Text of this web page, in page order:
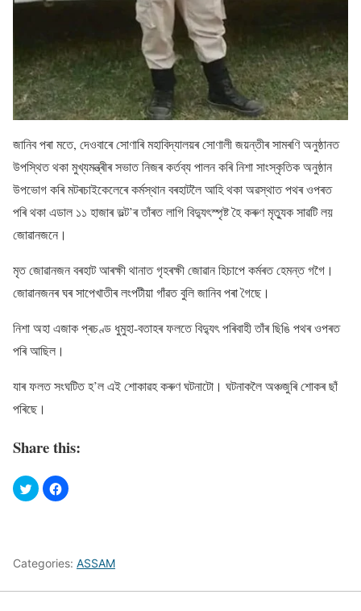
জানিব পৰা মতে, দেওবাৰে সোণাৰি মহাবিদ্যালয়ৰ সোণালী জয়ন্তীৰ সামৰণি অনুষ্ঠানত
উপস্থিত থকা মুখ্যমন্ত্ৰীৰ সভাত নিজৰ কৰ্তব্য পালন কৰি নিশা সাংস্কৃতিক অনুষ্ঠান
উপভোগ কৰি মটৰচাইকেলেৰে কৰ্মস্থান বৰহাটলৈ আহি থকা অৱস্থাত পথৰ ওপৰত
পৰি থকা এডাল ১১ হাজাৰ ভল্ট’ৰ তাঁৰত লাগি বিদ্যুৎস্পৃষ্ট হৈ কৰুণ মৃত্যুক সাৱটি লয়
জােৱানজনে।
মৃত জােৱানজন বৰহাট আৰক্ষী থানাত গৃহৰক্ষী জোৱান হিচাপে কৰ্মৰত হেমন্ত গগৈ।
জােৱানজনৰ ঘৰ সাপেখাতীৰ লংপটীয়া গাঁৱত বুলি জানিব পৰা গৈছে।
নিশা অহা এজাক প্ৰচণ্ড ধুমুহা-বতাহৰ ফলতে বিদ্যুৎ পৰিবাহী তাঁৰ ছিঙি পথৰ ওপৰত
পৰি আছিল।
যাৰ ফলত সংঘটিত হ’ল এই শোকাৱহ কৰুণ ঘটনাটো। ঘটনাকলৈ অঞ্চজুৰি শোকৰ ছাঁ
পৰিছে।
Share this:
Categories: ASSAM